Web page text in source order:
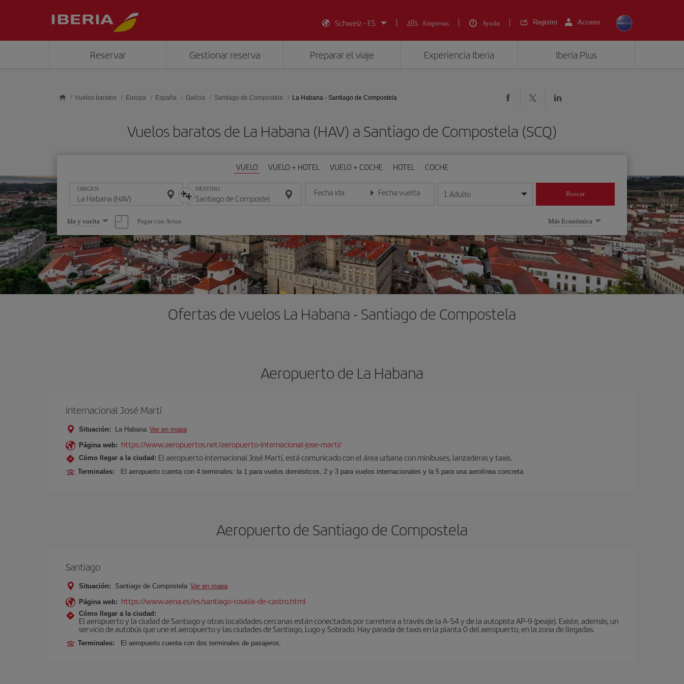
Schweiz - ES
Empresas Ayuda Registro Acceso
Reservar Gestionar reserva Preparar el viaje Experiencia Iberia Iberia Plus
Vuelos baratos Europa España Galicia Santiago de Compostela La Habana - Santiago de Compostela
Vuelos baratos de La Habana (HAV) a Santiago de Compostela (SCQ)
VUELO VUELO + HOTEL VUELO + COCHE HOTEL COCHE
ORIGEN DESTINO Fecha ida
Introduce la fecha en formato día/mes/año
Fecha vuelta
Introduce la fecha en formato día/mes/año
1 Adulto Buscar
Seleccione
una
opción
Ida y vuelta Pagar con Avios Más Económica
Ofertas de vuelos La Habana - Santiago de Compostela
Aeropuerto de La Habana
Internacional José Martí
Situación: La Habana Ver en mapa
Página web: https://www.aeropuertos.net/aeropuerto-internacional-jose-marti/
Cómo llegar a la ciudad: El aeropuerto internacional José Martí, está comunicado con el área urbana con minibuses, lanzaderas y taxis.
Terminales: El aeropuerto cuenta con 4 terminales: la 1 para vuelos domésticos, 2 y 3 para vuelos internacionales y la 5 para una aerolínea concreta.
Aeropuerto de Santiago de Compostela
Santiago
Situación: Santiago de Compostela Ver en mapa
Página web: https://www.aena.es/es/santiago-rosalia-de-castro.html
Cómo llegar a la ciudad:
El aeropuerto y la ciudad de Santiago y otras localidades cercanas están conectados por carretera a través de la A-54 y de la autopista AP-9 (peaje). Existe, además, un
servicio de autobús que une el aeropuerto y las ciudades de Santiago, Lugo y Sobrado. Hay parada de taxis en la planta 0 del aeropuerto, en la zona de llegadas.
Terminales: El aeropuerto cuenta con dos terminales de pasajeros.